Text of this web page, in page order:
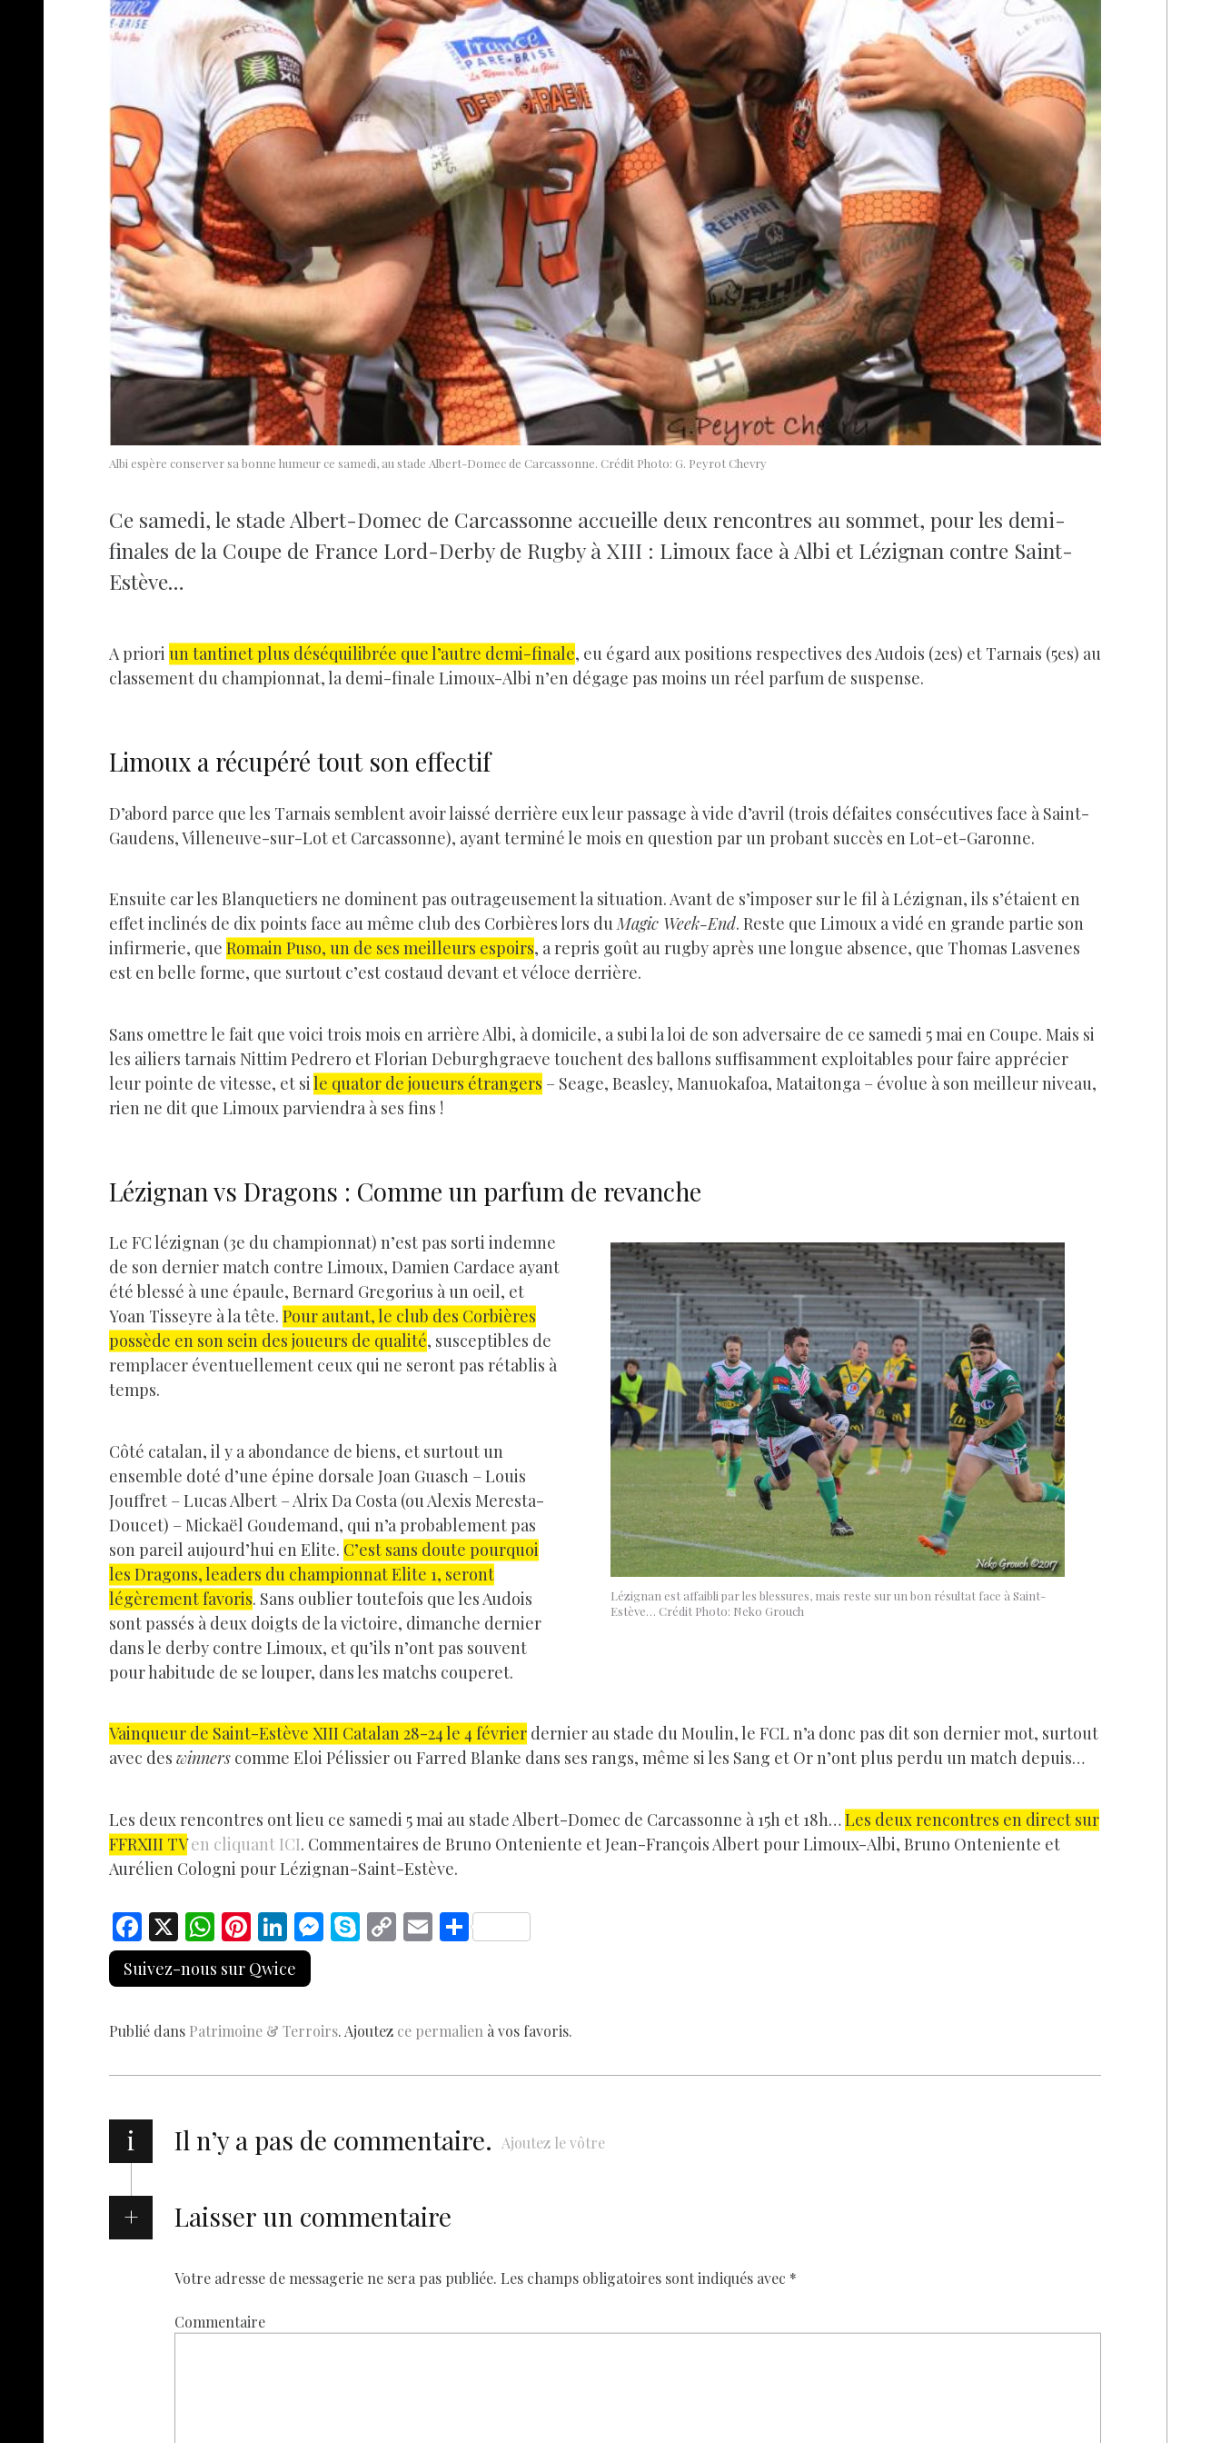
Albi espère conserver sa bonne humeur ce samedi, au stade Albert-Domec de Carcassonne. Crédit Photo: G. Peyrot Chevry
Ce samedi, le stade Albert-Domec de Carcassonne accueille deux rencontres au sommet, pour les demi-
finales de la Coupe de France Lord-Derby de Rugby à XIII : Limoux face à Albi et Lézignan contre Saint-
Estève…
A priori un tantinet plus déséquilibrée que l’autre demi-finale, eu égard aux positions respectives des Audois (2es) et Tarnais (5es) au
classement du championnat, la demi-finale Limoux-Albi n’en dégage pas moins un réel parfum de suspense.
Limoux a récupéré tout son effectif
D’abord parce que les Tarnais semblent avoir laissé derrière eux leur passage à vide d’avril (trois défaites consécutives face à Saint-
Gaudens, Villeneuve-sur-Lot et Carcassonne), ayant terminé le mois en question par un probant succès en Lot-et-Garonne.
Ensuite car les Blanquetiers ne dominent pas outrageusement la situation. Avant de s’imposer sur le fil à Lézignan, ils s’étaient en
effet inclinés de dix points face au même club des Corbières lors duMagic Week-End. Reste que Limoux a vidé en grande partie son
infirmerie, que Romain Puso, un de ses meilleurs espoirs, a repris goût au rugby après une longue absence, que Thomas Lasvenes
est en belle forme, que surtout c’est costaud devant et véloce derrière.
Sans omettre le fait que voici trois mois en arrière Albi, à domicile, a subi la loi de son adversaire de ce samedi 5 mai en Coupe. Mais si
les ailiers tarnais Nittim Pedrero et Florian Deburghgraeve touchent des ballons suffisamment exploitables pour faire apprécier
leur pointe de vitesse, et sile quator de joueurs étrangers – Seage, Beasley, Manuokafoa, Mataitonga – évolue à son meilleur niveau,
rien ne dit que Limoux parviendra à ses fins !
Lézignan vs Dragons : Comme un parfum de revanche
Lézignan est affaibli par les blessures, mais reste sur un bon résultat face à Saint-
Estève… Crédit Photo: Neko Grouch
Le FC lézignan (3e du championnat) n’est pas sorti indemne
de son dernier match contre Limoux, Damien Cardace ayant
été blessé à une épaule, Bernard Gregorius à un oeil, et
Yoan Tisseyre à la tête. Pour autant, le club des Corbières
possède en son sein des joueurs de qualité, susceptibles de
remplacer éventuellement ceux qui ne seront pas rétablis à
temps.
Côté catalan, il y a abondance de biens, et surtout un
ensemble doté d’une épine dorsale Joan Guasch – Louis
Jouffret – Lucas Albert – Alrix Da Costa (ou Alexis Meresta-
Doucet) – Mickaël Goudemand, qui n’a probablement pas
son pareil aujourd’hui en Elite. C’est sans doute pourquoi
les Dragons, leaders du championnat Elite 1, seront
légèrement favoris. Sans oublier toutefois que les Audois
sont passés à deux doigts de la victoire, dimanche dernier
dans le derby contre Limoux, et qu’ils n’ont pas souvent
pour habitude de se louper, dans les matchs couperet.
Vainqueur de Saint-Estève XIII Catalan 28-24 le 4 février dernier au stade du Moulin, le FCL n’a donc pas dit son dernier mot, surtout
avec des winners comme Eloi Pélissier ou Farred Blanke dans ses rangs, même si les Sang et Or n’ont plus perdu un match depuis…
Les deux rencontres ont lieu ce samedi 5 mai au stade Albert-Domec de Carcassonne à 15h et 18h…Les deux rencontres en direct sur
FFRXIII TV en cliquant ICI. Commentaires de Bruno Onteniente et Jean-François Albert pour Limoux-Albi, Bruno Onteniente et
Aurélien Cologni pour Lézignan-Saint-Estève.
F
ac
e
b
o
o
X W
h
at
A
p
Pi
nt
er
t
Li
n
k
dI
n
M
g
er
S
e
C
Li
n
E S
Suivez-nous sur Qwice
Publié dans Patrimoine & Terroirs. Ajoutez ce permalien à vos favoris.
i Il n’y a pas de commentaire. Ajoutez le vôtre
Laisser un commentaire
Votre adresse de messagerie ne sera pas publiée. Les champs obligatoires sont indiqués avec *
Commentaire